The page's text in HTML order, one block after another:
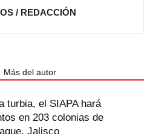
/ REDACCIÓN
Más del autor
turbia, el SIAPA hará
en 203 colonias de
Jalisco